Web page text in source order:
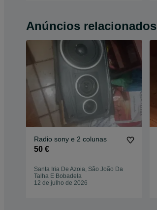
Anúncios relacionados
Radio sony e 2 colunas
50 €
Santa Iria De Azoia, São João Da
Talha E Bobadela
12 de julho de 2026